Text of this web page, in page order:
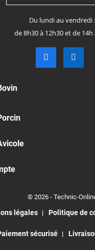
Du lundi au vendredi :
de 8h30 à 12h30 et de 14h
© 2026 - Technic-
légales Politique de
sécurisé